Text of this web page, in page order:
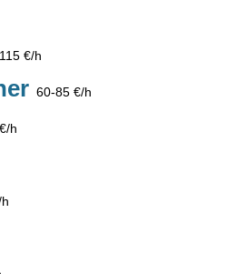
€/h
60-85 €/h
h